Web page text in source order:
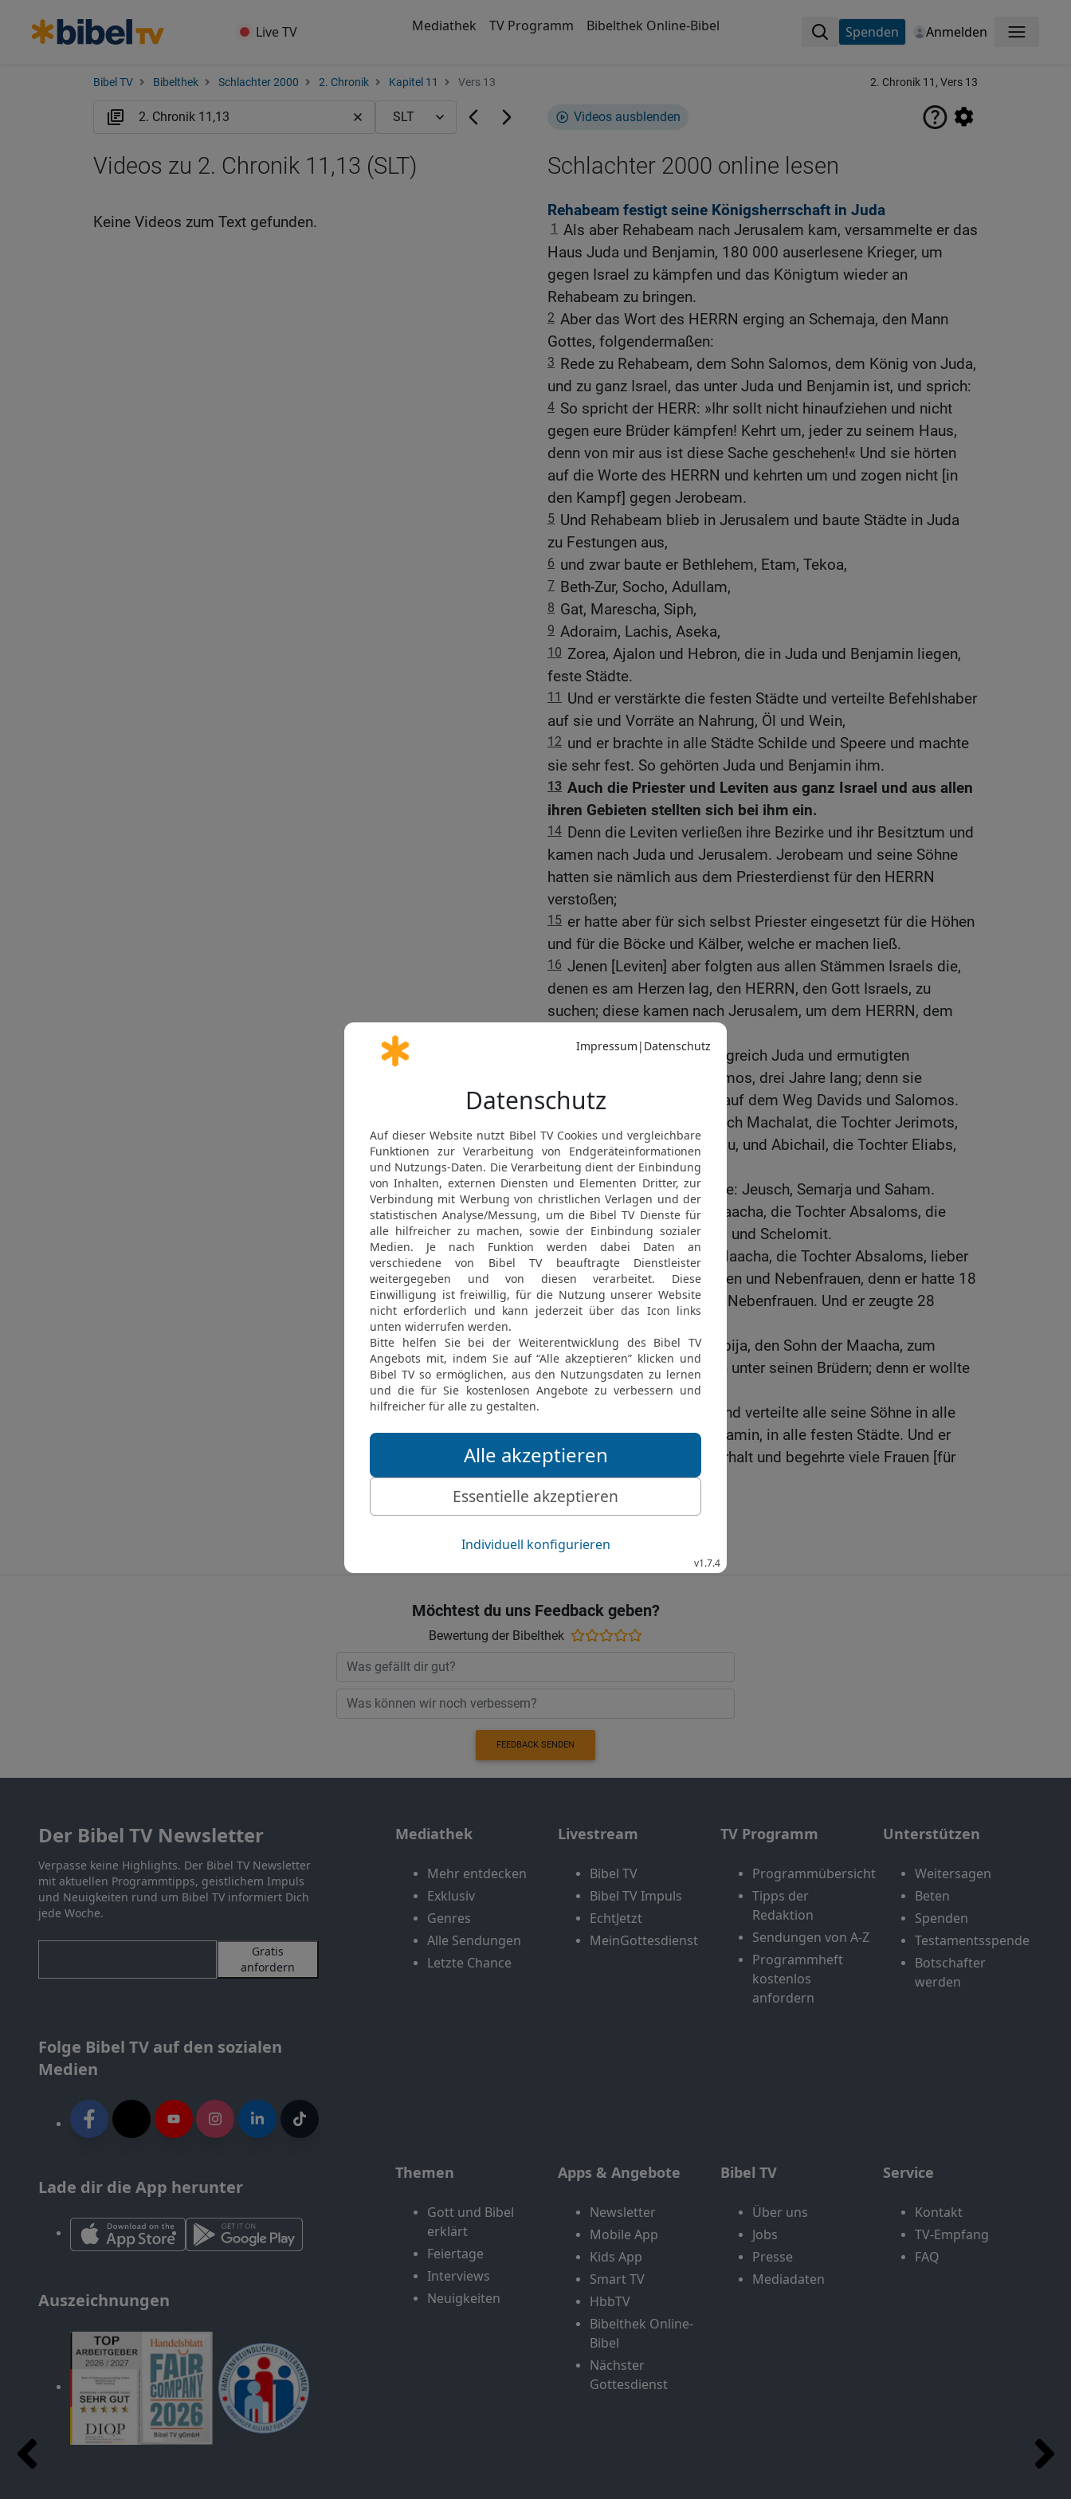
Live TV Mediathek TV Programm Bibelthek Online-Bibel Spenden Anmelden Menü
Bibel TV Bibelthek Schlachter 2000 2. Chronik Kapitel 11 Vers 13 2. Chronik 11, Vers 13
Videos ausblenden
Schlachter 2000 online lesen
Rehabeam festigt seine Königsherrschaft in Juda
1 Als aber Rehabeam nach Jerusalem kam, versammelte er das
Haus Juda und Benjamin, 180 000 auserlesene Krieger, um
gegen Israel zu kämpfen und das Königtum wieder an
Rehabeam zu bringen.
2 Aber das Wort des HERRN erging an Schemaja, den Mann
Gottes, folgendermaßen:
3 Rede zu Rehabeam, dem Sohn Salomos, dem König von Juda,
und zu ganz Israel, das unter Juda und Benjamin ist, und sprich:
4 So spricht der HERR: »Ihr sollt nicht hinaufziehen und nicht
gegen eure Brüder kämpfen! Kehrt um, jeder zu seinem Haus,
denn von mir aus ist diese Sache geschehen!« Und sie hörten
auf die Worte des HERRN und kehrten um und zogen nicht [in
den Kampf] gegen Jerobeam.
5 Und Rehabeam blieb in Jerusalem und baute Städte in Juda
zu Festungen aus,
6 und zwar baute er Bethlehem, Etam, Tekoa,
7 Beth-Zur, Socho, Adullam,
8 Gat, Marescha, Siph,
9 Adoraim, Lachis, Aseka,
10 Zorea, Ajalon und Hebron, die in Juda und Benjamin liegen,
feste Städte.
11
Und er verstärkte die festen Städte und verteilte Befehlshaber
auf sie und Vorräte an Nahrung, Öl und Wein,
12 und er brachte in alle Städte Schilde und Speere und machte
sie sehr fest. So gehörten Juda und Benjamin ihm.
13 Auch die Priester und Leviten aus ganz Israel und aus allen
ihren Gebieten stellten sich bei ihm ein.
14 Denn die Leviten verließen ihre Bezirke und ihr Besitztum und
kamen nach Juda und Jerusalem. Jerobeam und seine Söhne
hatten sie nämlich aus dem Priesterdienst für den HERRN
verstoßen;
15 er hatte aber für sich selbst Priester eingesetzt für die Höhen
und für die Böcke und Kälber, welche er machen ließ.
16 Jenen [Leviten] aber folgten aus allen Stämmen Israels die,
denen es am Herzen lag, den HERRN, den Gott Israels, zu
suchen; diese kamen nach Jerusalem, um dem HERRN, dem
Diese stärkten das Königreich Juda und ermutigten
Rehabeam, den Sohn Salomos, drei Jahre lang; denn sie
wandelten drei Jahre lang auf dem Weg Davids und Salomos.
Und Rehabeam nahm sich Machalat, die Tochter Jerimots,
des Sohnes Davids, zur Frau, und Abichail, die Tochter Eliabs,
des Sohnes Isais;
19 und die gebar ihm Söhne: Jeusch, Semarja und Saham.
20 Nach dieser nahm er Maacha, die Tochter Absaloms, die
gebar ihm Abija, Attai, Sisa und Schelomit.
21 Aber Rehabeam hatte Maacha, die Tochter Absaloms, lieber
als alle seine anderen Frauen und Nebenfrauen, denn er hatte 18
Frauen genommen und 60 Nebenfrauen. Und er zeugte 28
22 Und Rehabeam setze Abija, den Sohn der Maacha, zum
Haupt und zum Fürsten ein unter seinen Brüdern; denn er wollte
ihn zum König machen.
Und er war verständig und verteilte alle seine Söhne in alle
Gebiete von Juda und Benjamin, in alle festen Städte. Und er
gab ihnen reichlichen Unterhalt und begehrte viele Frauen [für
sie].
Videos zu 2. Chronik 11,13 (SLT)
Keine Videos zum Text gefunden.
Möchtest du uns Feedback geben?
Bewertung der Bibelthek
FEEDBACK SENDEN
Der Bibel TV Newsletter
Verpasse keine Highlights. Der Bibel TV Newsletter
mit aktuellen Programmtipps, geistlichem Impuls
und Neuigkeiten rund um Bibel TV informiert Dich
jede Woche.
Gratis
anfordern
Folge Bibel TV auf den sozialen
Medien
Lade dir die App herunter
Auszeichnungen
Mediathek
Mehr entdecken
Exklusiv
Genres
Alle Sendungen
Letzte Chance
Livestream
Bibel TV
Bibel TV Impuls
EchtJetzt
MeinGottesdienst
TV Programm
Programmübersicht
Tipps der
Redaktion
Sendungen von A-Z
Programmheft
kostenlos
anfordern
Unterstützen
Weitersagen
Beten
Spenden
Testamentsspende
Botschafter
werden
Themen
Gott und Bibel
erklärt
Feiertage
Interviews
Neuigkeiten
Apps & Angebote
Newsletter
Mobile App
Kids App
Smart TV
HbbTV
Bibelthek Online-
Bibel
Nächster
Gottesdienst
Bibel TV
Über uns
Jobs
Presse
Mediadaten
Service
Kontakt
TV-Empfang
FAQ